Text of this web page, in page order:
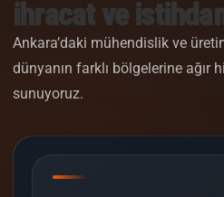
ihracat ve
Ankara’daki mühendislik ve
dünyanın farklı bölgelerine ağır
sunuyoruz.